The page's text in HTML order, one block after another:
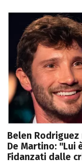
Belen
De Martino: "Lui
Fidanzati dalle